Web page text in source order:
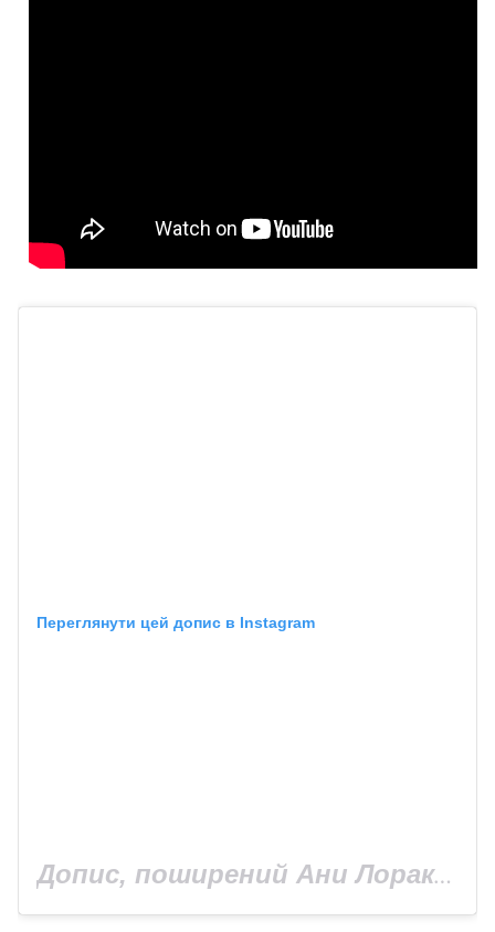
Переглянути цей допис в Instagram
Допис, поширений Ани Лорак (@anilorak)